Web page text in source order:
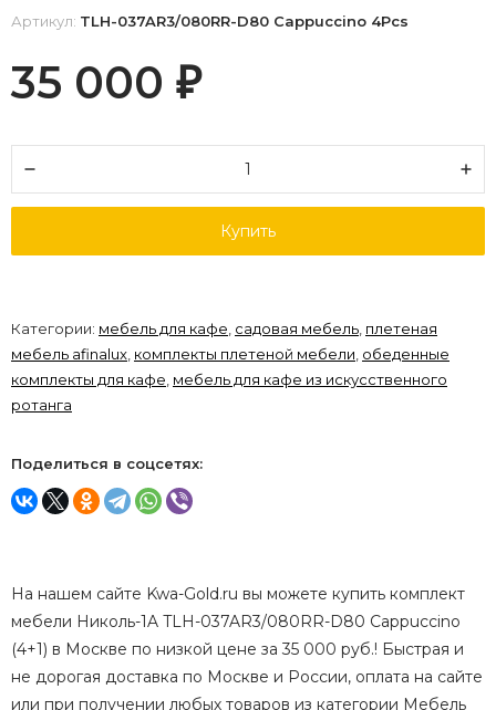
Артикул: TLH-037AR3/080RR-D80 Cappuccino 4Pcs
35 000 ₽
Купить
Категории: мебель для кафе, садовая мебель, плетеная
мебель afinalux, комплекты плетеной мебели, обеденные
комплекты для кафе, мебель для кафе из искусственного
ротанга
Поделиться в соцсетях:
На нашем сайте Kwa-Gold.ru вы можете купить комплект
мебели Николь-1A TLH-037AR3/080RR-D80 Cappuccino
(4+1) в Москве по низкой цене за 35 000 руб.! Быстрая и
не дорогая доставка по Москве и России, оплата на сайте
или при получении любых товаров из категории Мебель